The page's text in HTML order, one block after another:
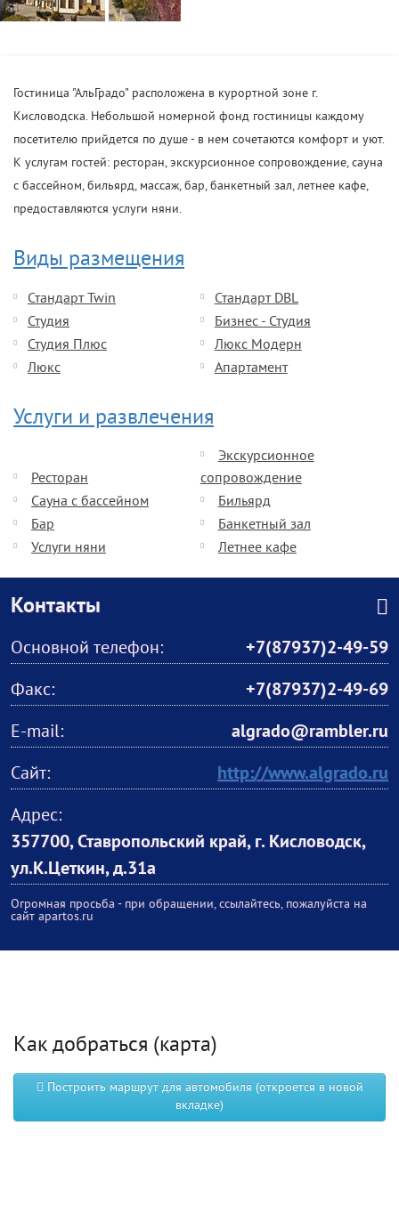
Гостиница "АльГрадо" расположена в курортной зоне г.
Кисловодска. Небольшой номерной фонд гостиницы каждому
посетителю прийдется по душе - в нем сочетаются комфорт и уют.
К услугам гостей: ресторан, экскурсионное сопровождение, сауна
с бассейном, бильярд, массаж, бар, банкетный зал, летнее кафе,
предоставляются услуги няни.
Виды размещения
Стандарт Twin
Стандарт DBL
Студия
Бизнес - Студия
Студия Плюс
Люкс Модерн
Люкс
Апартамент
Услуги и развлечения
Ресторан
Экскурсионное
сопровождение
Сауна с бассейном
Бильярд
Бар
Банкетный зал
Услуги няни
Летнее кафе
Контакты
Основной телефон:
+7(87937)2-49-59
Факс:
+7(87937)2-49-69
E-mail:
algrado@rambler.ru
Сайт:
http://www.algrado.ru
Адрес:
357700, Ставропольский край, г. Кисловодск,
ул.К.Цеткин, д.31а
Огромная просьба - при обращении, ссылайтесь, пожалуйста на
сайт apartos.ru
Как добраться (карта)
Построить маршрут для автомобиля (откроется в новой
вкладке)